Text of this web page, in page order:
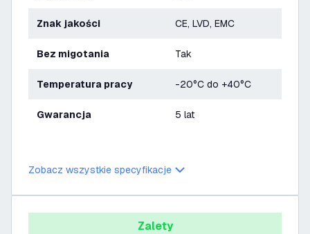
Znak jakości CE, LVD, EMC
bez migotania Tak
Temperatura pracy -20°C do +40°C
Gwarancja 5 lat
Zobacz wszystkie specyfikacje
Zalety